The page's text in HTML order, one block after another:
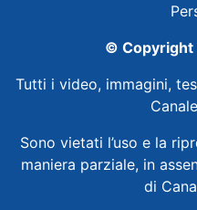
© Copyright
Tutti i video, immagini,
Sono vietati l’uso e la
maniera parziale, in
di